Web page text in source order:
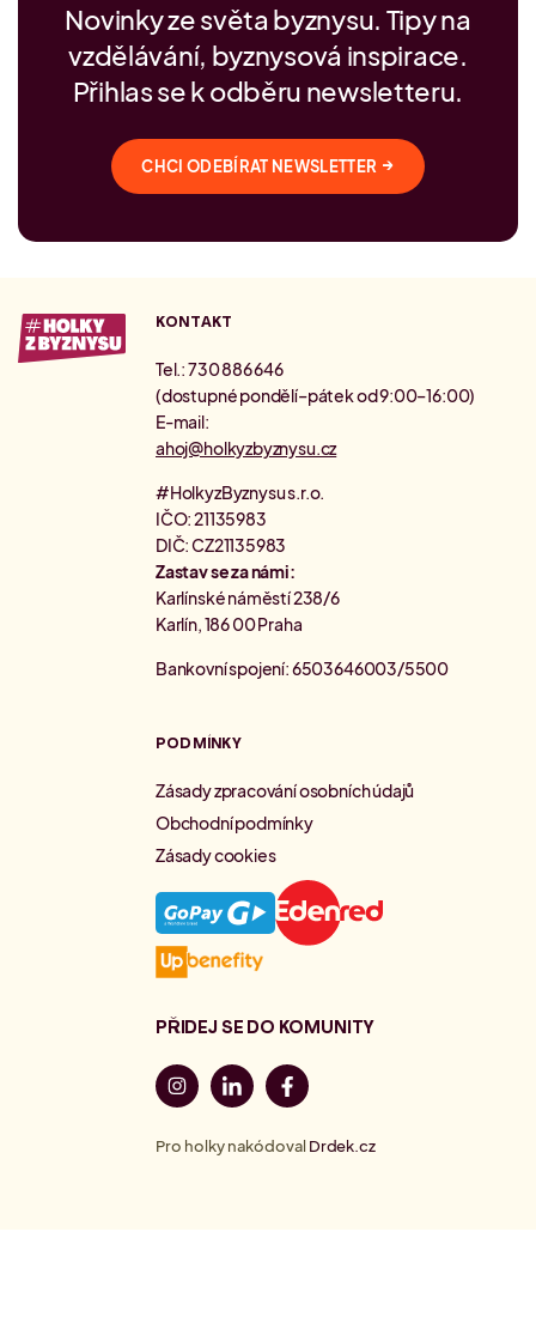
Novinky ze světa byznysu. Tipy na
vzdělávání, byznysová inspirace.
Přihlas se k odběru newsletteru.
CHCI ODEBÍRAT NEWSLETTER →
KONTAKT
Tel.: 730 886 646
(dostupné pondělí–pátek od 9:00–16:00)
E-mail:
ahoj@holkyzbyznysu.cz
#HolkyzByznysu s.r.o.
IČO: 21135983
DIČ: CZ21135983
Zastav se za námi:
Karlínské náměstí 238/6
Karlín, 186 00 Praha
Bankovní spojení: 6503646003/5500
PODMÍNKY
Zásady zpracování osobních údajů
Obchodní podmínky
Zásady cookies
PŘIDEJ SE DO KOMUNITY
Pro holky nakódovalDrdek.cz